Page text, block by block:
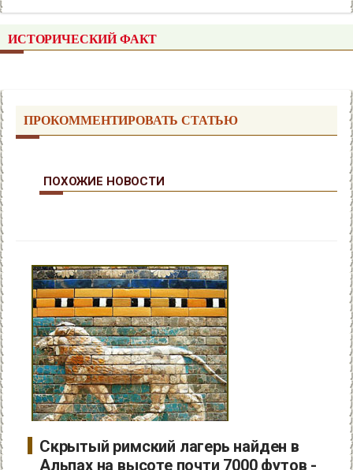
ИСТОРИЧЕСКИЙ ФАКТ
ПРОКОММЕНТИРОВАТЬ СТАТЬЮ
ПОХОЖИЕ НОВОСТИ
Скрытый римский лагерь найден в
Альпах на высоте почти 7000 футов -